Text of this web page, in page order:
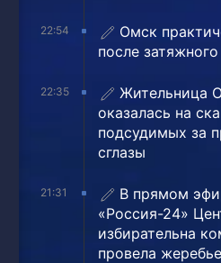
22:54
Омск
после
22:35
Жительница
оказалась на
подсудимых за
сглазы
21:31
В прямом
«Россия-24»
избирательна
провела